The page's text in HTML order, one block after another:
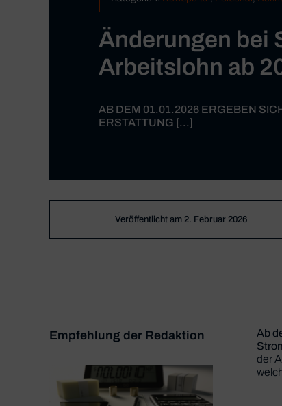
Änderungen bei
Arbeitslohn ab
AB DEM 01.01.2026 ERGEBEN
ERSTATTUNG [...]
Veröffentlicht am 2. Februar 2026
Empfehlung der Redaktion
Ab
der